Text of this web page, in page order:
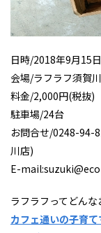
日時/2018年9月15
会場/ラフラフ須賀
料金/2,000円(税抜)
駐車場/24台
お問合せ/0248-94-
川店)
E-
ラフラフってどん
カフェ通いの子育